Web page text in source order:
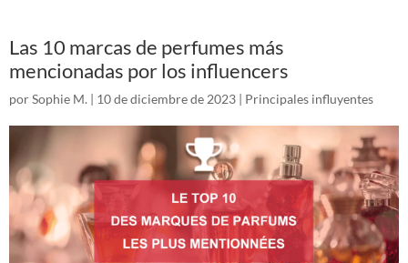
Las 10 marcas de perfumes más
mencionadas por los influencers
porSophie M. | 10 de diciembre de 2023 | Principales influyentes